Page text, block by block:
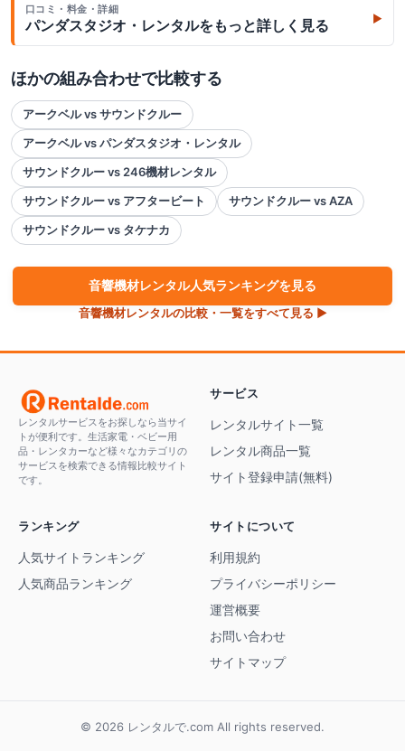
口コミ・料金・詳細
パンダスタジオ・レンタルをもっと詳しく見る ▶
ほかの組み合わせで比較する
アークベル vs サウンドクルー
アークベル vs パンダスタジオ・レンタル
サウンドクルー vs 246機材レンタル
サウンドクルー vs アフタービート
サウンドクルー vs AZA
サウンドクルー vs タケナカ
音響機材レンタル人気ランキングを見る
音響機材レンタルの比較・一覧をすべて見る ▶
レンタルサービスをお探しなら当サイ
トが便利です。生活家電・ベビー用
品・レンタカーなど様々なカテゴリの
サービスを検索できる情報比較サイト
です。
サービス
レンタルサイト一覧
レンタル商品一覧
サイト登録申請(無料)
ランキング
人気サイトランキング
人気商品ランキング
サイトについて
利用規約
プライバシーポリシー
運営概要
お問い合わせ
サイトマップ
© 2026 レンタルで.com All rights reserved.